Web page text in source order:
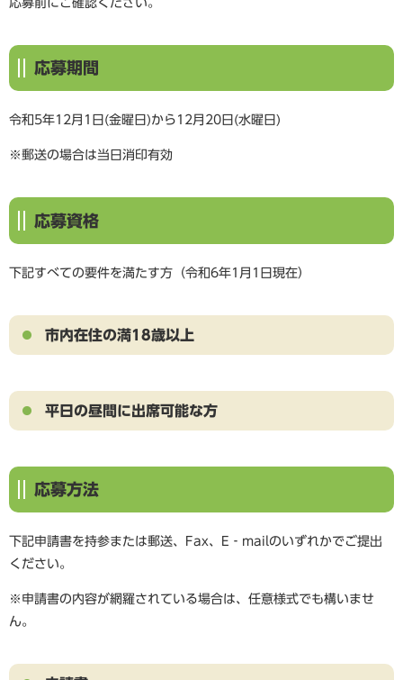
応募前にご確認ください。
応募期間
令和5年12月1日(金曜日)から12月20日(水曜日)
※郵送の場合は当日消印有効
応募資格
下記すべての要件を満たす方（令和6年1月1日現在）
市内在住の満18歳以上
平日の昼間に出席可能な方
応募方法
下記申請書を持参または郵送、Fax、E‐mailのいずれかでご提出
ください。
※申請書の内容が網羅されている場合は、任意様式でも構いませ
ん。